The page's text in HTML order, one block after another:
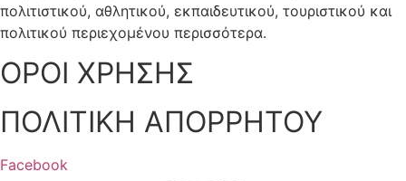
πολιτιστικού, αθλητικού, εκπαιδευτικού, τουριστικού και
πολιτικού περιεχομένου περισσότερα.
ΟΡΟΙ ΧΡΗΣΗΣ
ΠΟΛΙΤΙΚΗ ΑΠΟΡΡΗΤΟΥ
Facebook